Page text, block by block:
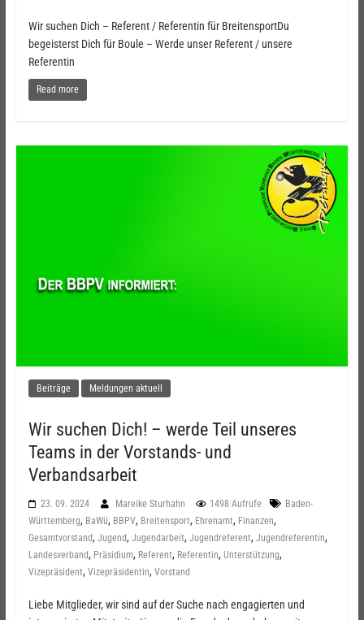
Wir suchen Dich – Referent / Referentin für BreitensportDu
begeisterst Dich für Boule – Werde unser Referent / unsere
Referentin
Read more
Beiträge Meldungen aktuell
Wir suchen Dich! – werde Teil unseres
Teams in der Vorstands- und
Verbandsarbeit
23. 09. 2024 Mareike Sturhahn 1498 Aufrufe
Baden-
Württemberg, BaWü, BBPV, Breitensport, Ehrenamt, Finanzen,
Gesamtvorstand, Jugend, Jugendarbeit, Jugendreferent, Jugendreferentin,
Landesverband, Präsidium, Referent, Referentin, Unterstützung,
Vizepräsident, Vizepräsidentin, Vorstand
Liebe Mitglieder, wir sind auf der Suche nach engagierten und